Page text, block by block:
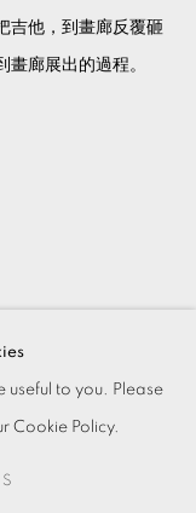
吉他，到畫廊反覆砸
廊展出的過程。
useful to you. Please
Cookie Policy.